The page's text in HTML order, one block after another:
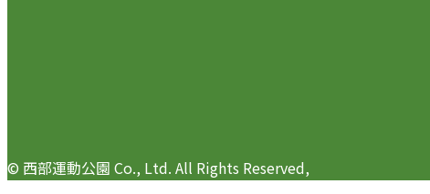
© 西部運動公園 Co., Ltd. All Rights Reserved,